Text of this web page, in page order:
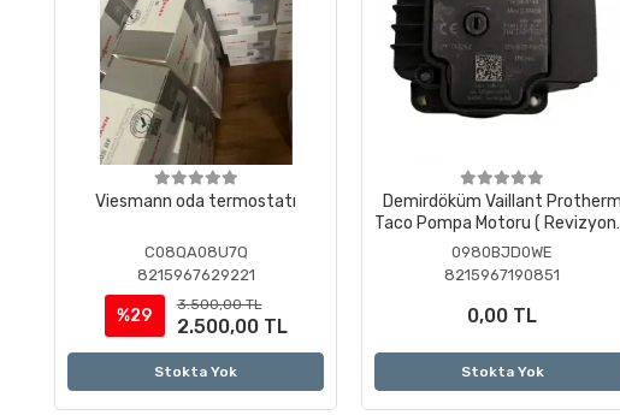
Viesmann oda termostatı
C08QA08U7Q
8215967629221
%29
3.500,00 TL
2.500,00 TL
Stokta Yok
Demirdöküm Vaillant Protherm
Taco Pompa Motoru (
)
0980BJD0WE
8215967190851
0,00 TL
Stokta Yok